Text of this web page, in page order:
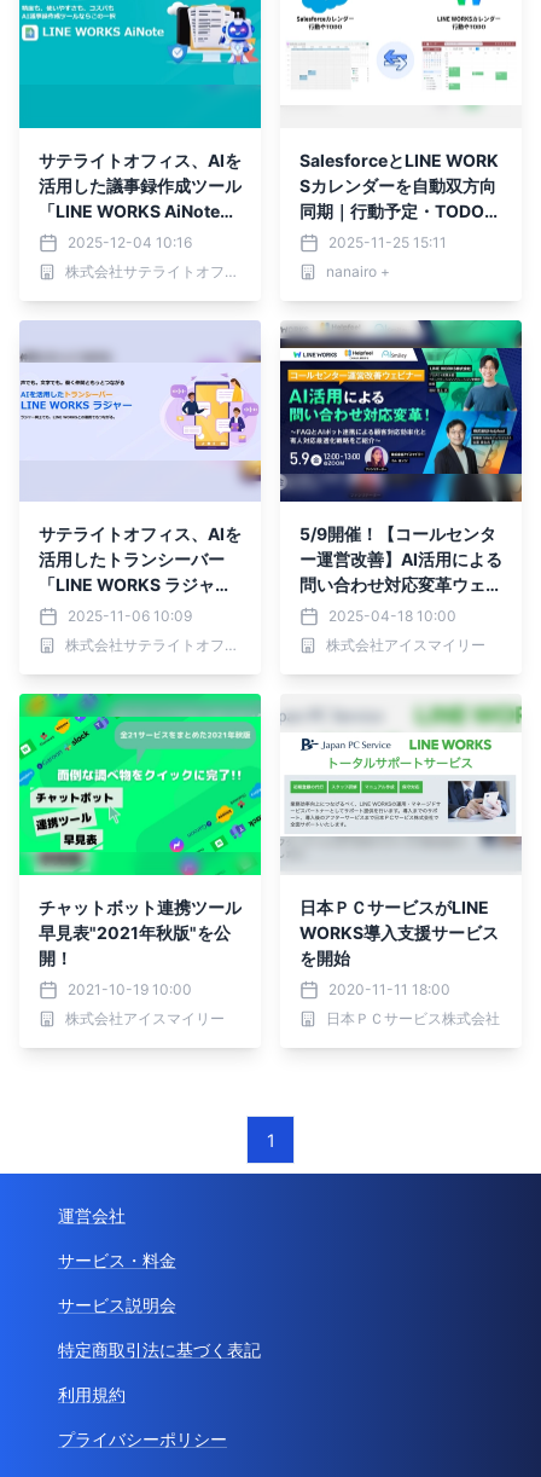
サテライトオフィス、AIを
活用した議事録作成ツール
「LINE WORKS AiNote
（エーアイノート）」の提
供を開始 ～議事録作成
の手間を大幅に削減し、業
2025-12-04 10:16
株式会社サテライトオフィス
SalesforceとLINE WORK
Sカレンダーを自動双方向
同期｜行動予定・TODO・
商談タスクをまとめて連携
する最新DXソリューショ
ン
2025-11-25 15:11
nanairo +
サテライトオフィス、AIを
活用したトランシーバー
「LINE WORKS ラジャ
ー」の提供を開始
2025-11-06 10:09
株式会社サテライトオフィス
5/9開催！【コールセンタ
ー運営改善】AI活用による
問い合わせ対応変革ウェビ
ナー！ ～FAQとAIボット
連携による顧客対応効率化
と有人対応最適化戦略をご
2025-04-18 10:00
株式会社アイスマイリー
チャットボット連携ツール
早見表"2021年秋版"を公
開！
2021-10-19 10:00
株式会社アイスマイリー
日本ＰＣサービスがLINE
WORKS導入支援サービス
を開始
2020-11-11 18:00
日本ＰＣサービス株式会社
1
運営会社
サービス・料金
サービス説明会
特定商取引法に基づく表記
利用規約
プライバシーポリシー